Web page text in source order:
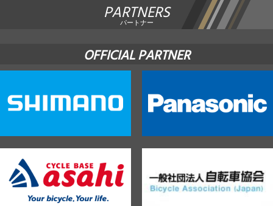
PARTNERS
パートナー
OFFICIAL PARTNER